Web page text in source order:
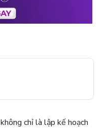
không chỉ là lập kế hoạch